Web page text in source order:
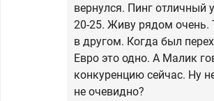
вернулся. Пинг отличный
20-25. Живу рядом очень.
в другом. Когда был
Евро это одно. А Малик
конкуренцию сейчас. Ну
не очевидно?